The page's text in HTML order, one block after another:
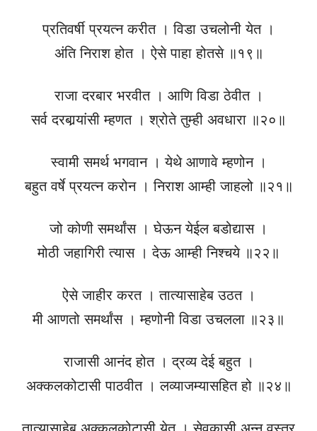
प्रतिवर्षी प्रयत्न करीत । विडा उचलोनी येत ।
अंति निराश होत । ऐसे पाहा होतसे ॥१९॥
राजा दरबार भरवीत । आणि विडा ठेवीत ।
सर्व दरबार्‍यांसी म्हणत । श्रोते तुम्ही अवधारा ॥२०॥
स्वामी समर्थ भगवान । येथे आणावे म्हणोन ।
बहुत वर्षे प्रयत्न करोन । निराश आम्ही जाहलो ॥२१॥
जो कोणी समर्थांस । घेऊन येईल बडोद्यास ।
मोठी जहागिरी त्यास । देऊ आम्ही निश्चये ॥२२॥
ऐसे जाहीर करत । तात्यासाहेब उठत ।
मी आणतो समर्थांस । म्हणोनी विडा उचलला ॥२३॥
राजासी आनंद होत । द्रव्य देई बहुत ।
अक्कलकोटासी पाठवीत । लव्याजम्यासहित हो ॥२४॥